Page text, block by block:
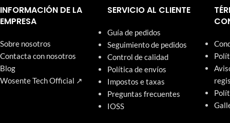
las necesidades comerciales diarias de
reparación.
artículos de nuestro
una garantía de un
INFORMACIÓN DE LA
EMPRESA
Sobre nosotros
Contacta con nosotros
Blog
Wosente Tech Official ↗
SERVICIO AL CLIENTE
Guía de pedidos
Seguimiento de pedidos
Control de calidad
Política de envíos
Impostos e taxas
Preguntas frecuentes
IOSS